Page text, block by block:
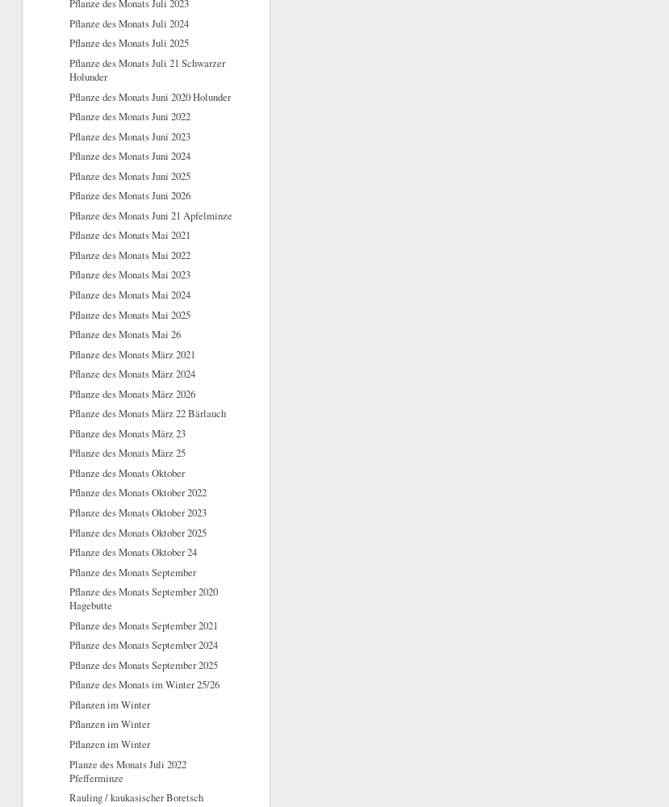
Pflanze des Monats Juli 2023
Pflanze des Monats Juli 2024
Pflanze des Monats Juli 2025
Pflanze des Monats Juli 21 Schwarzer
Holunder
Pflanze des Monats Juni 2020 Holunder
Pflanze des Monats Juni 2022
Pflanze des Monats Juni 2023
Pflanze des Monats Juni 2024
Pflanze des Monats Juni 2025
Pflanze des Monats Juni 2026
Pflanze des Monats Juni 21 Apfelminze
Pflanze des Monats Mai 2021
Pflanze des Monats Mai 2022
Pflanze des Monats Mai 2023
Pflanze des Monats Mai 2024
Pflanze des Monats Mai 2025
Pflanze des Monats Mai 26
Pflanze des Monats März 2021
Pflanze des Monats März 2024
Pflanze des Monats März 2026
Pflanze des Monats März 22 Bärlauch
Pflanze des Monats März 23
Pflanze des Monats März 25
Pflanze des Monats Oktober
Pflanze des Monats Oktober 2022
Pflanze des Monats Oktober 2023
Pflanze des Monats Oktober 2025
Pflanze des Monats Oktober 24
Pflanze des Monats September
Pflanze des Monats September 2020
Hagebutte
Pflanze des Monats September 2021
Pflanze des Monats September 2024
Pflanze des Monats September 2025
Pflanze des Monats im Winter 25/26
Pflanzen im Winter
Pflanzen im Winter
Pflanzen im Winter
Planze des Monats Juli 2022
Pfefferminze
Rauling / kaukasischer Boretsch